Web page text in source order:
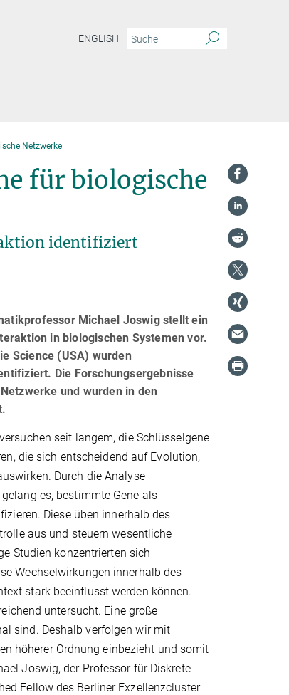
ENGLISH
Netzwerke
für biologische
identifiziert
Michael Joswig stellt ein
in biologischen Systemen vor.
Science (USA) wurden
Die Forschungsergebnisse
und wurden in den
seit langem, die Schlüsselgene
die sich entscheidend auf Evolution,
Durch die Analyse
es, bestimmte Gene als
Diese üben innerhalb des
aus und steuern wesentliche
Studien konzentrierten sich
Wechselwirkungen innerhalb des
stark beeinflusst werden können.
untersucht. Eine große
sind. Deshalb verfolgen wir mit
höherer Ordnung einbezieht und somit
Joswig, der Professor für Diskrete
Fellow des Berliner Exzellenzcluster